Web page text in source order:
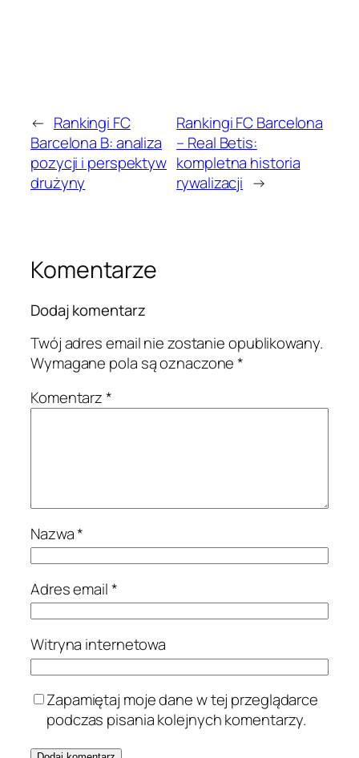
← Rankingi FC
Barcelona B: analiza
pozycji i perspektyw
drużyny
Rankingi FC Barcelona
– Real Betis:
kompletna historia
rywalizacji →
Komentarze
Dodaj komentarz
Twój adres email nie zostanie opublikowany.
Wymagane pola są oznaczone*
Komentarz*
Nazwa*
Adres email*
Witryna internetowa
Zapamiętaj moje dane w tej przeglądarce
podczas pisania kolejnych komentarzy.